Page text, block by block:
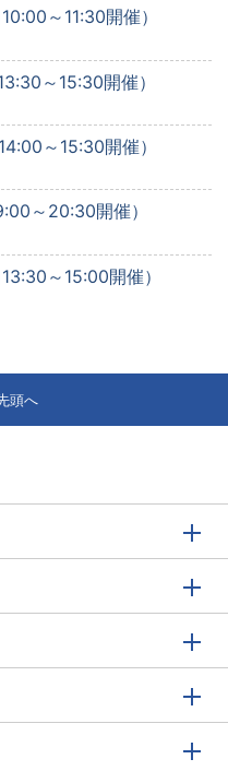
～11:30開催）
～15:30開催）
～15:30開催）
～20:30開催）
～15:00開催）
頭へ